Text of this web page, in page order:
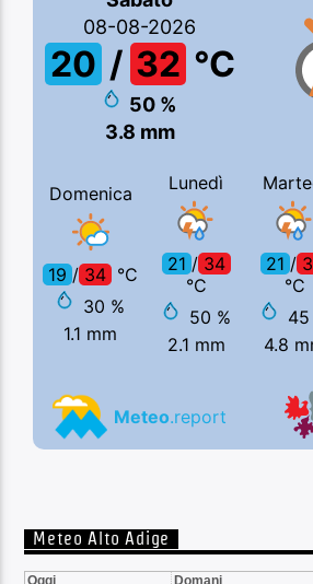
Meteo Alto Adige
Oggi Domani